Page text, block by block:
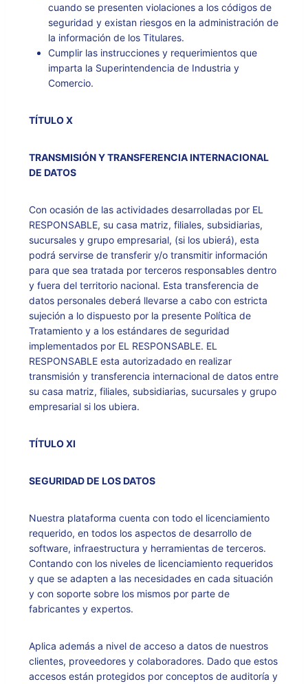
cuando se presenten violaciones a los códigos de
seguridad y existan riesgos en la administración de
la información de los Titulares.
Cumplir las instrucciones y requerimientos que
imparta la Superintendencia de Industria y
Comercio.
TÍTULO X
TRANSMISIÓN Y TRANSFERENCIA INTERNACIONAL
DE DATOS
Con ocasión de las actividades desarrolladas por EL
RESPONSABLE, su casa matriz, filiales, subsidiarias,
sucursales y grupo empresarial, (si los ubierá), esta
podrá servirse de transferir y/o transmitir información
para que sea tratada por terceros responsables dentro
y fuera del territorio nacional. Esta transferencia de
datos personales deberá llevarse a cabo con estricta
sujeción a lo dispuesto por la presente Política de
Tratamiento y a los estándares de seguridad
implementados por EL RESPONSABLE. EL
RESPONSABLE esta autorizadado en realizar
transmisión y transferencia internacional de datos entre
su casa matriz, filiales, subsidiarias, sucursales y grupo
empresarial si los ubiera.
TÍTULO XI
SEGURIDAD DE LOS DATOS
Nuestra plataforma cuenta con todo el licenciamiento
requerido, en todos los aspectos de desarrollo de
software, infraestructura y herramientas de terceros.
Contando con los niveles de licenciamiento requeridos
y que se adapten a las necesidades en cada situación
y con soporte sobre los mismos por parte de
fabricantes y expertos.
Aplica además a nivel de acceso a datos de nuestros
clientes, proveedores y colaboradores. Dado que estos
accesos están protegidos por conceptos de auditoría y